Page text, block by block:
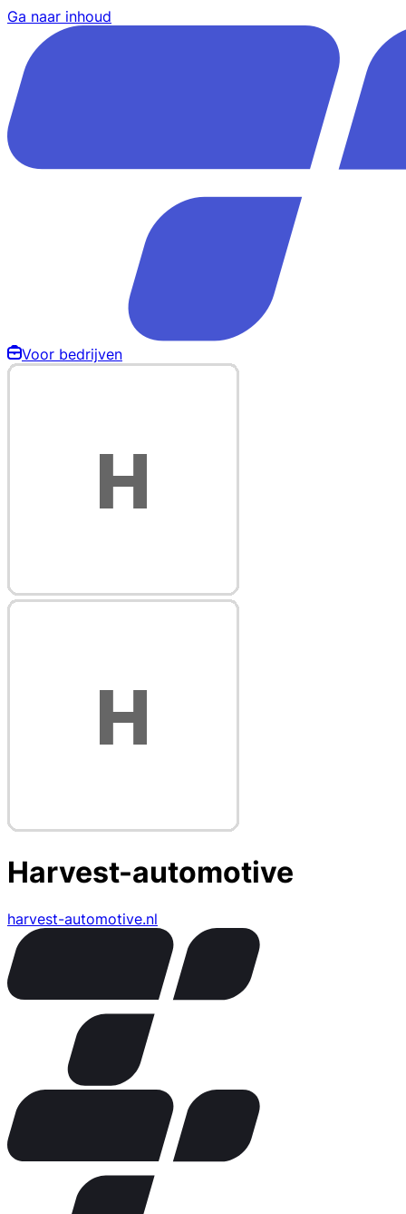
Ga naar inhoud
Voor bedrijven
Harvest-automotive
harvest-automotive.nl